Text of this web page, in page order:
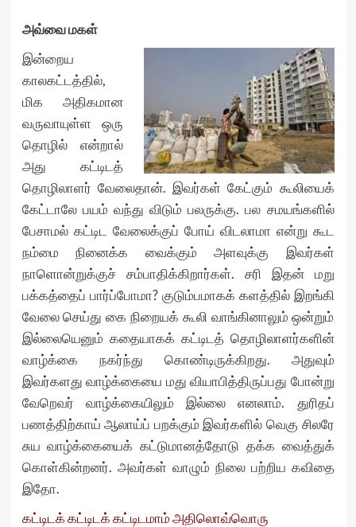
அவ்வை மகள்
இன்றைய
காலகட்டத்தில்,
மிக அதிகமான
வருவாயுள்ள ஒரு
தொழில் என்றால்
அது கட்டிடத்
தொழிலாளர் வேலைதான். இவர்கள் கேட்கும் கூலியைக்
கேட்டாலே பயம் வந்து விடும் பலருக்கு. பல சமயங்களில்
பேசாமல் கட்டிட வேலைக்குப் போய் விடலாமா என்று கூட
நம்மை நினைக்க வைக்கும் அளவுக்கு இவர்கள்
நாளொன்றுக்குச் சம்பாதிக்கிறார்கள். சரி இதன் மறு
பக்கத்தைப் பார்ப்போமா? குடும்பமாகக் களத்தில் இறங்கி
வேலை செய்து கை நிறையக் கூலி வாங்கினாலும் ஒன்றும்
இல்லையெனும் கதையாகக் கட்டிடத் தொழிலாளர்களின்
வாழ்க்கை நகர்ந்து கொண்டிருக்கிறது. அதுவும்
இவர்களது வாழ்க்கையை மது வியாபித்திருப்பது போன்று
வேறெவர் வாழ்க்கையிலும் இல்லை எனலாம். துரிதப்
பணத்திற்காய் ஆலாய்ப் பறக்கும் இவர்களில் வெகு சிலரே
சுய வாழ்க்கையைக் கட்டுமானத்தோடு தக்க வைத்துக்
கொள்கின்றனர். அவர்கள் வாழும் நிலை பற்றிய கவிதை
இதோ.
கட்டிடக் கட்டிடக் கட்டிடமாம் அதிலொவ்வொரு